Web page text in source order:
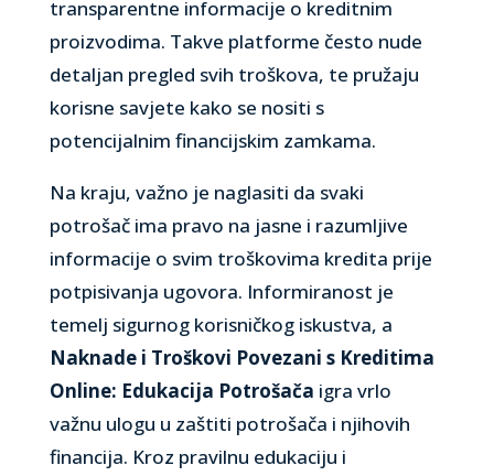
transparentne informacije o kreditnim
proizvodima. Takve platforme često nude
detaljan pregled svih troškova, te pružaju
korisne savjete kako se nositi s
potencijalnim financijskim zamkama.
Na kraju, važno je naglasiti da svaki
potrošač ima pravo na jasne i razumljive
informacije o svim troškovima kredita prije
potpisivanja ugovora. Informiranost je
temelj sigurnog korisničkog iskustva, a
Naknade i Troškovi Povezani s Kreditima
Online: Edukacija Potrošača igra vrlo
važnu ulogu u zaštiti potrošača i njihovih
financija. Kroz pravilnu edukaciju i